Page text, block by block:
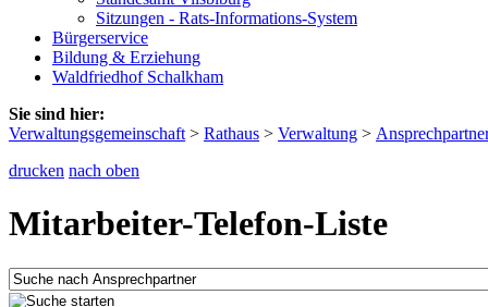
Sitzungen - Rats-Informations-System
Bürgerservice
Bildung & Erziehung
Waldfriedhof Schalkham
Sie sind hier:
Verwaltungsgemeinschaft > Rathaus > Verwaltung >
drucken nach oben
Mitarbeiter-Telefon-Liste